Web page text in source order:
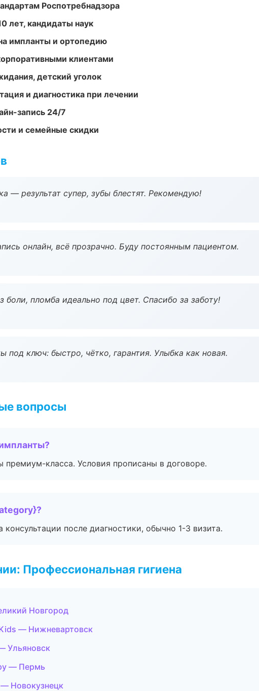
Роспотребнадзора
лет, кандидаты наук
импланты и ортопедию
клиентами
детский уголок
и диагностика при лечении
запись 24/7
и семейные скидки
— результат супер, зубы блестят. Рекомендую!
онлайн, всё прозрачно. Буду постоянным пациентом.
боли, пломба идеально под цвет. Спасибо за заботу!
под ключ: быстро, чётко, гарантия. Улыбка как новая.
вопросы
премиум-класса. Условия прописаны в договоре.
после диагностики, обычно 1-3 визита.
Профессиональная гигиена
Новгород
— Нижневартовск
Ульяновск
— Пермь
Новокузнецк